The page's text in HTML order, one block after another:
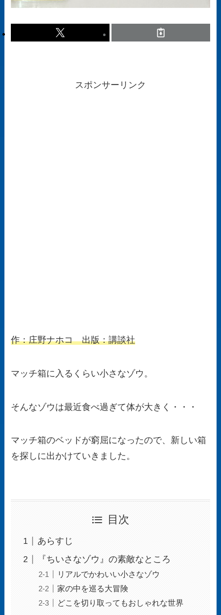
スポンサーリンク
作：庄野ナホコ 出版：講談社
マッチ箱に入るくらい小さなゾウ。
そんなゾウは最近食べ過ぎて体が大きく・・・
マッチ箱のベッドが窮屈になったので、新しい箱
を探しに出かけていきました。
目次
あらすじ
『ちいさなゾウ』の素敵なところ
リアルでかわいい小さなゾウ
家の中を巡る大冒険
どこを切り取ってもおしゃれな世界